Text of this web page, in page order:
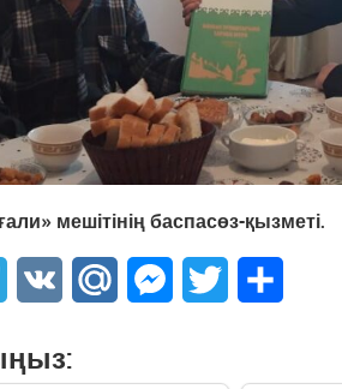
мешітінің баспасөз-қызметі.
Telegram
VK Mail.Ru Messenger
Twitter